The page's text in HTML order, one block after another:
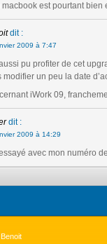
macbook est pourtant
dit :
2009 à 7:47
pu profiter de cet
modifier un peu la date
iWork 09,
dit :
2009 à 14:29
avec mon numéro